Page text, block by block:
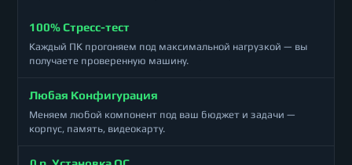
100% Стресс-тест
Каждый ПК прогоняем под максимальной нагрузкой — вы
получаете проверенную машину.
Любая Конфигурация
Меняем любой компонент под ваш бюджет и задачи —
корпус, память, видеокарту.